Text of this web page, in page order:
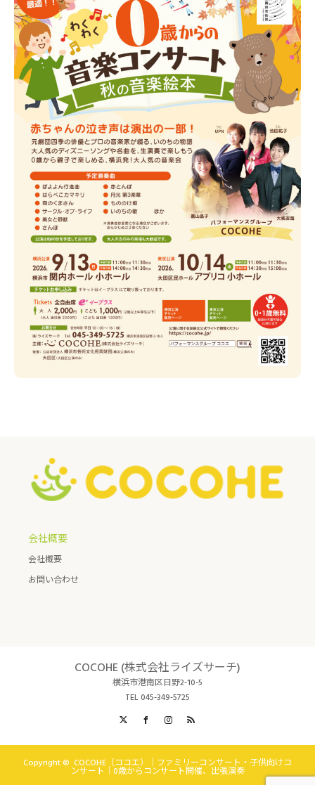
会社概要
会社概要
お問い合わせ
COCOHE (株式会社ライズサーチ)
横浜市港南区日野2-10-5
TEL 045-349-5725
FacebookInstagram
Copyright © COCOHE（ココエ）｜ファミリーコンサート・子供向けコ
ンサート｜0歳からコンサート開催、出張演奏